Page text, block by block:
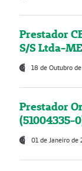
Prestador
S/S Ltda-
18 de Outubro
Prestador
(51004335-
01 de Janeiro de